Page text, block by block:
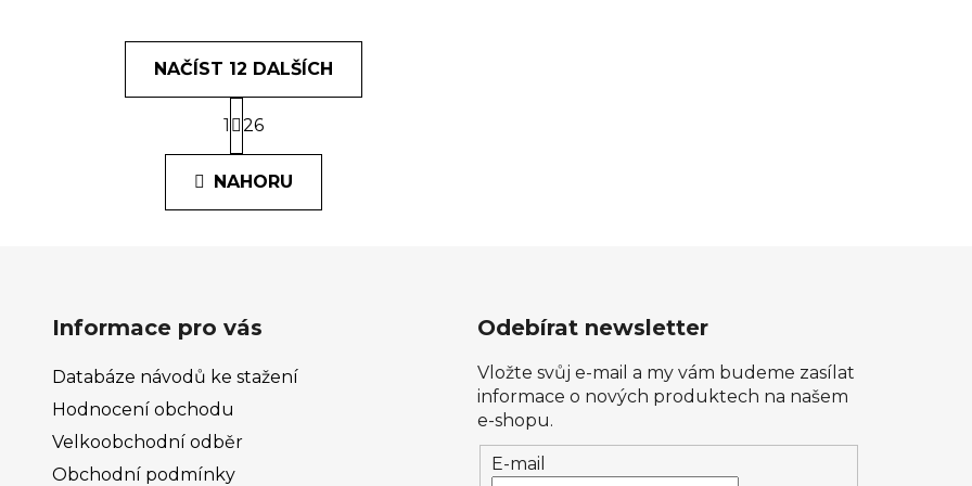
O
v
l
á
p
v
v
NAČÍST 12 DALŠÍCH
S
t
r
n
k
1 26
NAHORU
Informace pro vás
Databáze návodů ke stažení
Hodnocení obchodu
Velkoobchodní odběr
Obchodní podmínky
Odebírat newsletter
Vložte svůj e-mail a my vám budeme zasílat
informace o nových produktech na našem
e-shopu.
E-mail